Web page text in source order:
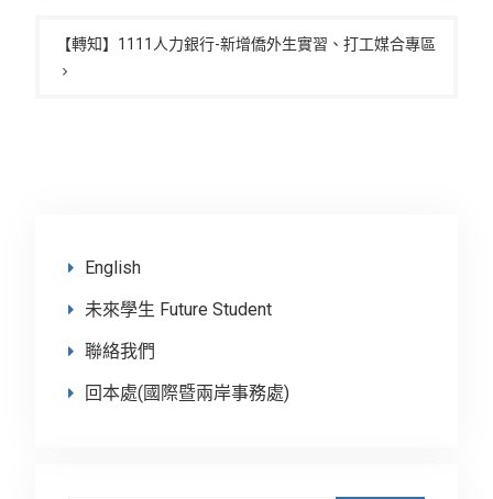
【轉知】​1111人力銀行-新增僑外生實習、打工媒合專區
English
未來學生 Future Student
聯絡我們
回本處(國際暨兩岸事務處)